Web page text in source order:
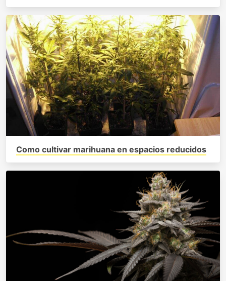
Como cultivar marihuana en espacios reducidos